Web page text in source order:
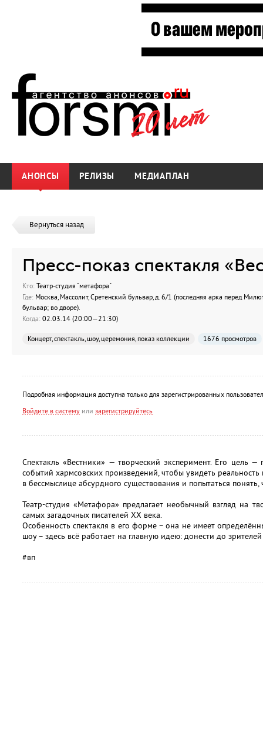
АНОНСЫ РЕЛИЗЫ МЕДИАПЛАН
Вернуться назад
Пресс-показ спектакля
Кто: Театр-студия "метафора"
Где: Москва, Массолит, Сретенский бульвар, д. 6/1 (последняя арка перед
бульвар; во дворе).
Когда: 02.03.14 (20:00—21:30)
Концерт, спектакль, шоу, церемония, показ коллекции 1676 просмотров
Подробная информация доступна только для зарегистрированных
Войдите в систему или зарегистрируйтесь
Спектакль «Вестники» — творческий эксперимент. Его цель
событий хармсовских произведений, чтобы увидеть
в бессмыслице абсурдного существования и попытаться понять,
Театр-студия «Метафора» предлагает необычный взгляд на
самых загадочных писателей XX века.
Особенность спектакля в его форме – она не имеет
шоу – здесь всё работает на главную идею: донести до
#вп